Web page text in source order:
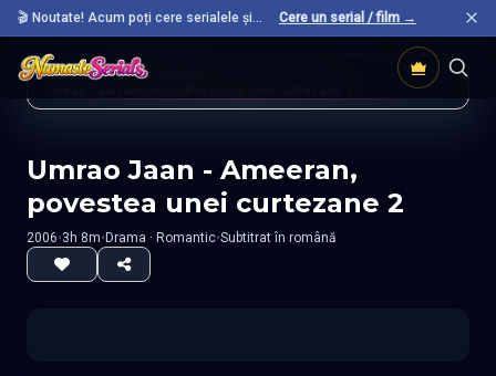
🎬 Noutate! Acum poți cere serialele și
filmele preferate care nu sunt încă pe site.
Cere un serial / film →
Acasă
Filme Indiene
Umrao Jaan - Ameeran,
povestea unei curtezane 2
2006•3h 8m• Drama · Romantic•Subtitrat în română